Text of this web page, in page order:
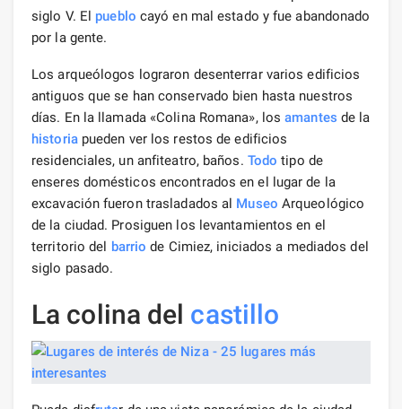
siglo V. El pueblo cayó en mal estado y fue abandonado
por la gente.
Los arqueólogos lograron desenterrar varios edificios
antiguos que se han conservado bien hasta nuestros
días. En la llamada «Colina Romana», losamantes de la
historiapueden ver los restos de edificios
residenciales, un anfiteatro, baños. Todo tipo de
enseres domésticos encontrados en el lugar de la
excavación fueron trasladados al Museo Arqueológico
de la ciudad. Prosiguen los levantamientos en el
territorio del barrio de Cimiez, iniciados a mediados del
siglo pasado.
La colina del castillo